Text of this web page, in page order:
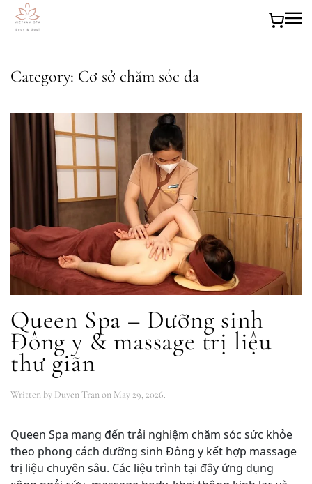
Category: Cơ sở chăm sóc da
Queen Spa – Dưỡng sinh
Đông y & massage trị liệu
thư giãn
Written by Duyen Tranon May 29, 2026.
Queen Spa mang đến trải nghiệm chăm sóc sức khỏe
theo phong cách dưỡng sinh Đông y kết hợp massage
trị liệu chuyên sâu. Các liệu trình tại đây ứng dụng